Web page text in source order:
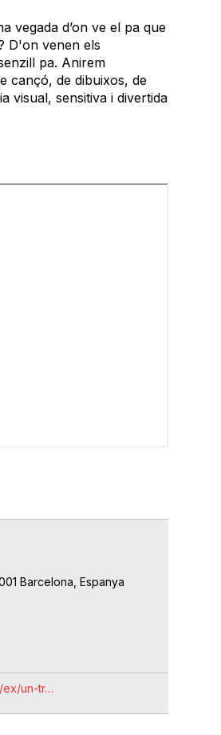
vegada d’on ve el pa que
D'on venen els
pa. Anirem
cançó, de dibuixos, de
visual, sensitiva i divertida
Barcelona, Espanya
ex/un-tr…